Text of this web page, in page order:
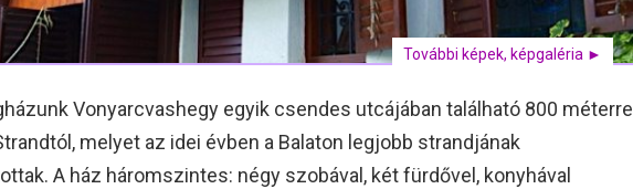
További képek, képgaléria ►
Vonyarcvashegy egyik csendes utcájában található 800 méterre
melyet az idei évben a Balaton legjobb strandjának
A ház háromszintes: négy szobával, két fürdővel, konyhával